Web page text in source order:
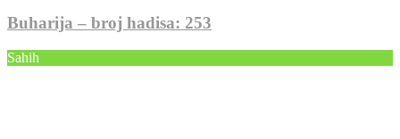
Buharija – broj hadisa: 253
Sahih